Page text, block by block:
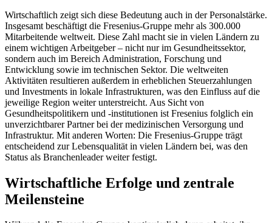
Wirtschaftlich zeigt sich diese Bedeutung auch in der Personalstärke.
Insgesamt beschäftigt die Fresenius-Gruppe mehr als 300.000
Mitarbeitende weltweit. Diese Zahl macht sie in vielen Ländern zu
einem wichtigen Arbeitgeber – nicht nur im Gesundheitssektor,
sondern auch im Bereich Administration, Forschung und
Entwicklung sowie im technischen Sektor. Die weltweiten
Aktivitäten resultieren außerdem in erheblichen Steuerzahlungen
und Investments in lokale Infrastrukturen, was den Einfluss auf die
jeweilige Region weiter unterstreicht. Aus Sicht von
Gesundheitspolitikern und -institutionen ist Fresenius folglich ein
unverzichtbarer Partner bei der medizinischen Versorgung und
Infrastruktur. Mit anderen Worten: Die Fresenius-Gruppe trägt
entscheidend zur Lebensqualität in vielen Ländern bei, was den
Status als Branchenleader weiter festigt.
Wirtschaftliche Erfolge und zentrale
Meilensteine